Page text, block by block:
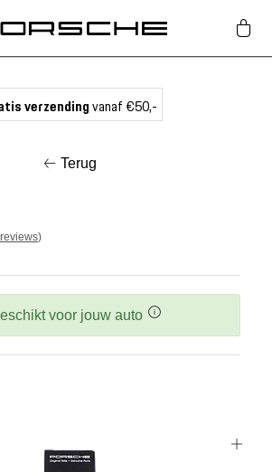
verzendingvanaf €50,-
Terug
)
voor jouw auto